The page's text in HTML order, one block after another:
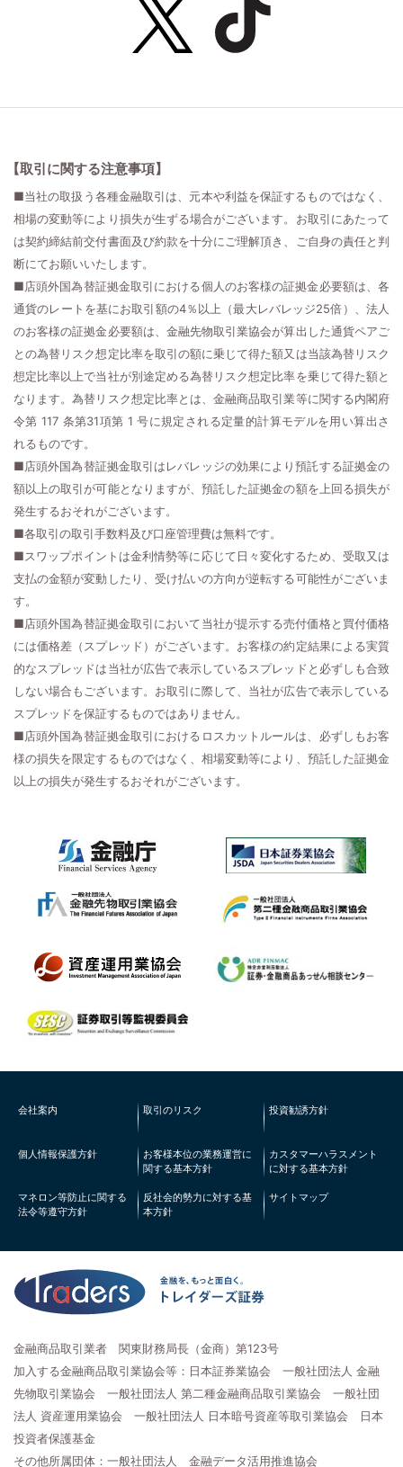
【取引に関する注意事項】
■当社の取扱う各種金融取引は、元本や利益を保証するものではなく、
相場の変動等により損失が生ずる場合がございます。お取引にあたって
は契約締結前交付書面及び約款を十分にご理解頂き、ご自身の責任と判
断にてお願いいたします。
■店頭外国為替証拠金取引における個人のお客様の証拠金必要額は、各
通貨のレートを基にお取引額の4％以上（最大レバレッジ25倍）、法人
のお客様の証拠金必要額は、金融先物取引業協会が算出した通貨ペアご
との為替リスク想定比率を取引の額に乗じて得た額又は当該為替リスク
想定比率以上で当社が別途定める為替リスク想定比率を乗じて得た額と
なります。為替リスク想定比率とは、金融商品取引業等に関する内閣府
令第 117 条第31項第 1 号に規定される定量的計算モデルを用い算出さ
れるものです。
■店頭外国為替証拠金取引はレバレッジの効果により預託する証拠金の
額以上の取引が可能となりますが、預託した証拠金の額を上回る損失が
発生するおそれがございます。
■各取引の取引手数料及び口座管理費は無料です。
■スワップポイントは金利情勢等に応じて日々変化するため、受取又は
支払の金額が変動したり、受け払いの方向が逆転する可能性がございま
す。
■店頭外国為替証拠金取引において当社が提示する売付価格と買付価格
には価格差（スプレッド）がございます。お客様の約定結果による実質
的なスプレッドは当社が広告で表示しているスプレッドと必ずしも合致
しない場合もございます。お取引に際して、当社が広告で表示している
スプレッドを保証するものではありません。
■店頭外国為替証拠金取引におけるロスカットルールは、必ずしもお客
様の損失を限定するものではなく、相場変動等により、預託した証拠金
以上の損失が発生するおそれがございます。
会社案内 取引のリスク 投資勧誘方針
個人情報保護方針
お客様本位の業務運営に
関する基本方針
カスタマーハラスメント
に対する基本方針
マネロン等防止に関する
法令等遵守方針
反社会的勢力に対する基
本方針
サイトマップ
金融商品取引業者 関東財務局長（金商）第123号
加入する金融商品取引業協会等：日本証券業協会 一般社団法人 金融
先物取引業協会 一般社団法人 第二種金融商品取引業協会 一般社団
法人 資産運用業協会 一般社団法人 日本暗号資産等取引業協会 日本
投資者保護基金
その他所属団体：一般社団法人 金融データ活用推進協会